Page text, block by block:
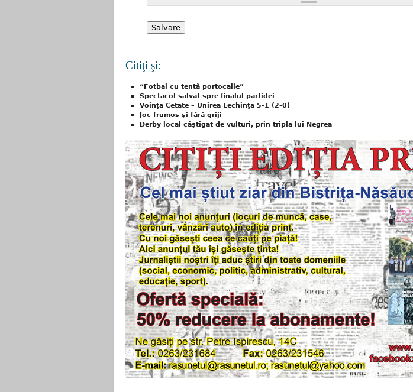
Citiţi şi:
“Fotbal cu tentă portocalie”
Spectacol salvat spre finalul partidei
Voinţa Cetate – Unirea Lechinţa 5-1 (2-0)
Joc frumos şi fără griji
Derby local câştigat de vulturi, prin tripla lui Negrea